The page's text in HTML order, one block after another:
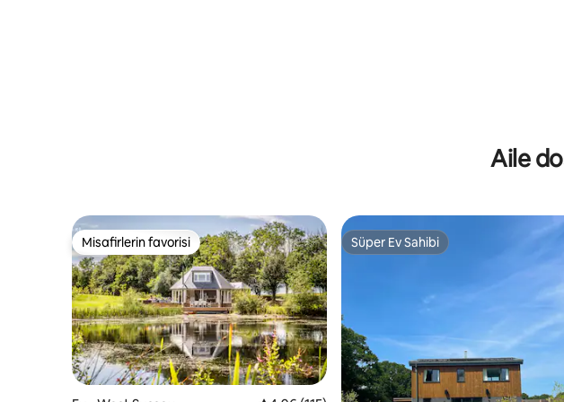
Aile
Misafirlerin favorisi
Misafirlerin favorisi Süper Ev Sahibi
Süper Ev Sahibi